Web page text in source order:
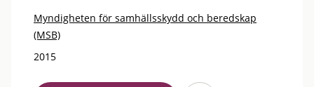
Myndigheten för samhällsskydd och beredskap
(MSB)
2015